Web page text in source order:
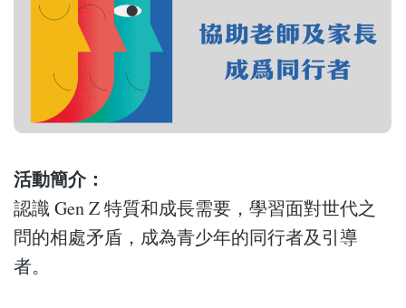
活動簡介：
認識 Gen Z 特質和成長需要，學習面對世代之
問的相處矛盾，成為青少年的同行者及引導
者。